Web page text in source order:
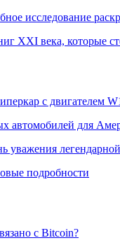
исследование
XXI века, которые
с двигателем
автомобилей для
уважения
подробности
с Bitcoin?